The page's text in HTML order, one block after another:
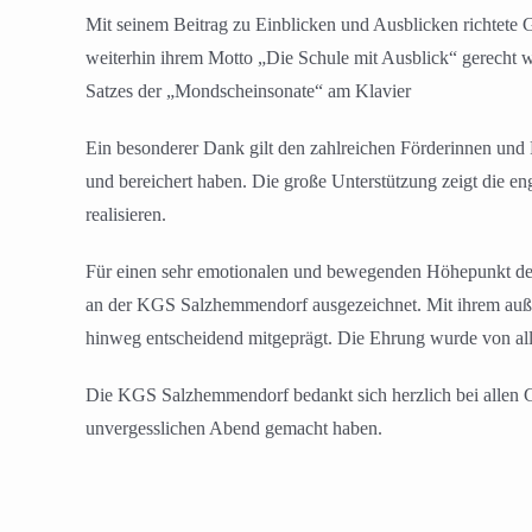
Mit seinem Beitrag zu Einblicken und Ausblicken richtete
weiterhin ihrem Motto „Die Schule mit Ausblick“ gerecht
Satzes der „Mondscheinsonate“ am Klavier
Ein besonderer Dank gilt den zahlreichen Förderinnen
und bereichert haben. Die große Unterstützung zeigt die
realisieren.
Für einen sehr emotionalen und bewegenden Höhepunkt
an der KGS Salzhemmendorf ausgezeichnet. Mit ihrem
hinweg entscheidend mitgeprägt. Die Ehrung wurde von
Die KGS Salzhemmendorf bedankt sich herzlich bei allen
unvergesslichen Abend gemacht haben.